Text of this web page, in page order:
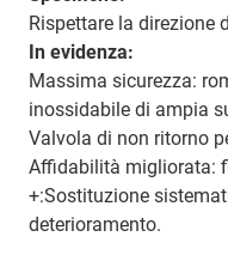
Rispettare la direzione
In evidenza:
Massima sicurezza:
inossidabile di ampia
Valvola di non ritorno
Affidabilità migliorata:
+:Sostituzione
deterioramento.